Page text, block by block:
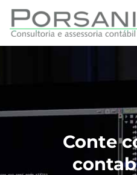
Conte